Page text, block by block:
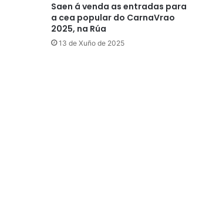
Saen á venda as entradas para
a cea popular do CarnaVrao
2025, na Rúa
13 de Xuño de 2025